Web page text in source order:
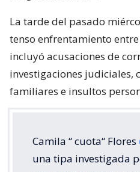
La tarde del pasado
tenso enfrentamiento
incluyó acusaciones de
investigaciones judiciales,
familiares e insultos
Camila “ cuota“ Flores
una tipa investigada